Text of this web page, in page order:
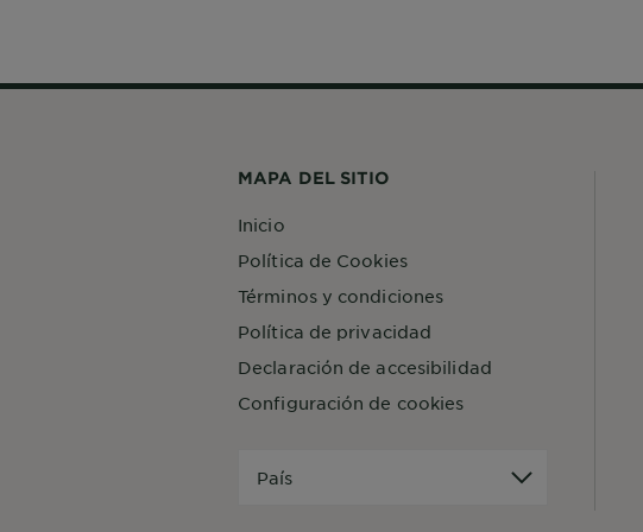
MAPA DEL SITIO
Inicio
Política de Cookies
Términos y condiciones
Política de privacidad
Declaración de accesibilidad
Configuración de cookies
País